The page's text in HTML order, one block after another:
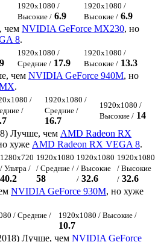
1920x1080 /
Высокие / 6.9
1920x1080 /
Высокие / 6.9
чем NVIDIA GeForce MX230, но
8.
1920x1080 /
Средние / 17.9
1920x1080 /
Высокие / 13.3
чем NVIDIA GeForce 940M, но
.
/
/
1920x1080 /
Средние /
16.7
1920x1080 /
Высокие / 14
Лучше, чем AMD Radeon RX
хуже AMD Radeon RX VEGA 8.
1280x720
/ Ультра /
40.2
1920x1080
/ Средние /
58
1920x1080
/ Высокие
/ 32.6
1920x1080
/ Высокие
/ 32.6
NVIDIA GeForce 930M, но хуже
/ Средние / 1920x1080 / Высокие /
10.7
Лучше, чем NVIDIA GeForce